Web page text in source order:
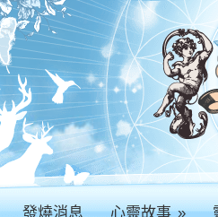
發燒消息 心靈故事»